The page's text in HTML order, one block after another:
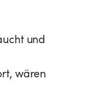
und
wären